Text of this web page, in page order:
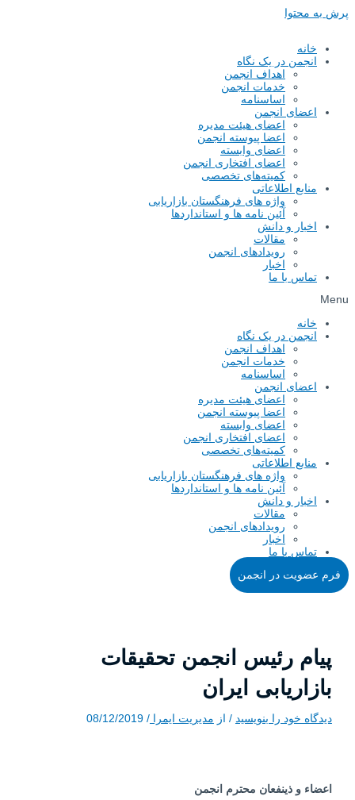
پرش به محتوا
خانه
انجمن در یک نگاه
اهداف انجمن
خدمات انجمن
اساسنامه
اعضای انجمن
اعضای هیئت مدیره
اعضا پیوسته انجمن
اعضای وابسته
اعضای افتخاری انجمن
کمیته‌های تخصصی
منابع اطلاعاتی
واژه های فرهنگستان بازاریابی
آئین نامه ها و استانداردها
اخبار و دانش
مقالات
رویدادهای انجمن
اخبار
تماس با ما
Menu
خانه
انجمن در یک نگاه
اهداف انجمن
خدمات انجمن
اساسنامه
اعضای انجمن
اعضای هیئت مدیره
اعضا پیوسته انجمن
اعضای وابسته
اعضای افتخاری انجمن
کمیته‌های تخصصی
منابع اطلاعاتی
واژه های فرهنگستان بازاریابی
آئین نامه ها و استانداردها
اخبار و دانش
مقالات
رویدادهای انجمن
اخبار
تماس با ما
فرم عضویت در انجمن
پیام رئیس انجمن تحقیقات
بازاریابی ایران
دیدگاه‌ خود را بنویسید / از مدیریت ایمرا/
08/12/2019
اعضاء و ذینفعان محترم انجمن